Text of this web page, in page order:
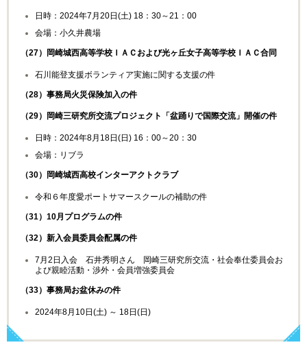
日時： 2024年7 月 20日 (土) 18 ： 30～21 ： 00
会場：小久井農場
（27）岡崎城西高等学校ＩＡＣおよび光ヶ丘女子高等学校ＩＡＣ合同
石川能登支援ボランティア実施に関する支援の件
（28）事務局火災保険加入の件
（29）岡崎三研究所交流プロジェクト「盆踊りで国際交流」開催の件
日時： 2024年8月 18日 (日 ) 16 ： 00～20 ： 30
会場：リブラ
（30）岡崎城西高校インターアクトクラブ
令和６年度愛ポートサマースクールの補助の件
（31） 10月プログラムの件
（32）新入会員委員会配属の件
7月 2 日入会 石井秀明さん
岡崎三研究所交流・社会奉仕委員会お
よび親睦活動・渉外・会員増強委員会
（33）事務局お盆休みの件
2024年8月 10日 (土) ～ 18日 (日 )